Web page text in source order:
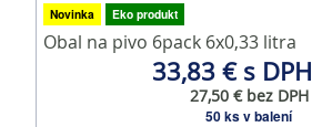
Novinka Eko produkt
Obal na pivo 6pack 6x0,33 litra
33,83 € s DPH
27,50 € bez DPH
50 ks v balení